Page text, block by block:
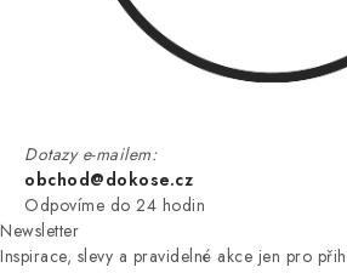
Dotazy e-mailem:
obchod@dokose.cz
Odpovíme do 24 hodin
Newsletter
Inspirace, slevy a pravidelné akce jen pro